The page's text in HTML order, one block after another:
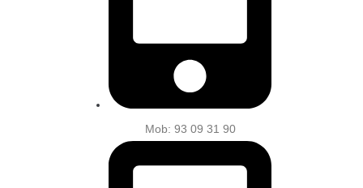
Mob: 93 09 31 90